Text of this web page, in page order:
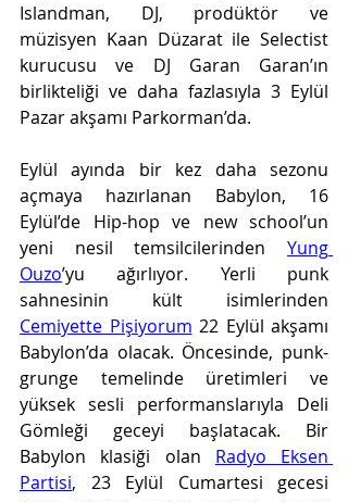
Islandman, DJ, prodüktör ve
müzisyen Kaan Düzarat ile Selectist
kurucusu ve DJ Garan Garan’ın
birlikteliği ve daha fazlasıyla 3 Eylül
Pazar akşamı Parkorman’da.
Eylül ayında bir kez daha sezonu
açmaya hazırlanan Babylon, 16
Eylül’de Hip-hop ve new school’un
yeni nesil temsilcilerinden Yung
Ouzo’yu ağırlıyor. Yerli punk
Cemiyette Pişiyorum 22 Eylül akşamı
Babylon’da olacak. Öncesinde, punk-
grunge temelinde üretimleri ve
yüksek sesli performanslarıyla Deli
Gömleği geceyi başlatacak. Bir
Babylon klasiği olan Radyo Eksen
Partisi, 23 Eylül Cumartesi gecesi